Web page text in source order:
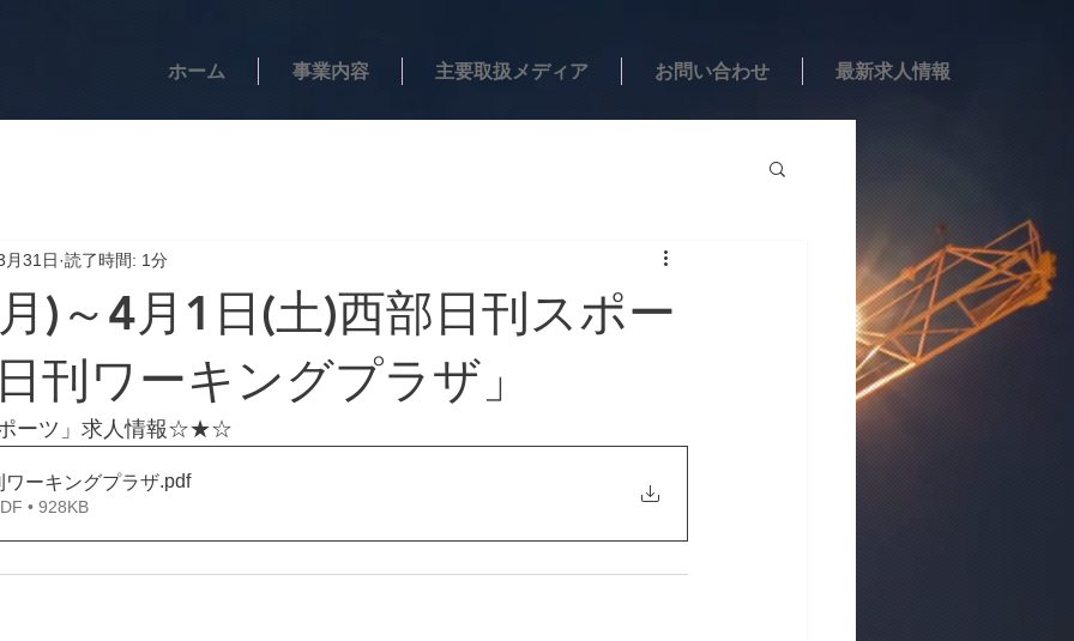
ホーム 事業内容 主要取扱メディア お問い合わせ 最新求人情報
)～4月1日(土)西部日刊スポー
刊ワーキングプラザ」
月31日 読了時間: 1分
ーツ」求人情報☆★☆
ーキングプラザ.pdf
• 928KB